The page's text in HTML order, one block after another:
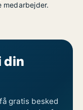
medarbejder.
din
gratis besked